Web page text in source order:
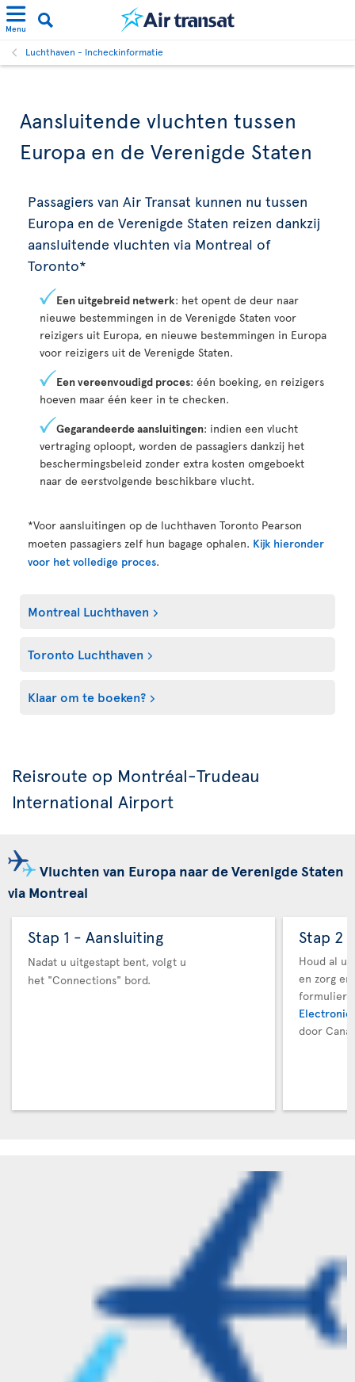
Menu
Luchthaven - Incheckinformatie
Aansluitende vluchten tussen
Europa en de Verenigde Staten
Passagiers van Air Transat kunnen nu tussen
Europa en de Verenigde Staten reizen dankzij
aansluitende vluchten via Montreal of
Toronto*
Een uitgebreid netwerk: het opent de deur naar
nieuwe bestemmingen in de Verenigde Staten voor
reizigers uit Europa, en nieuwe bestemmingen in Europa
voor reizigers uit de Verenigde Staten.
Een vereenvoudigd proces: één boeking, en reizigers
hoeven maar één keer in te checken.
Gegarandeerde aansluitingen: indien een vlucht
vertraging oploopt, worden de passagiers dankzij het
beschermingsbeleid zonder extra kosten omgeboekt
naar de eerstvolgende beschikbare vlucht.
*Voor aansluitingen op de luchthaven Toronto Pearson
moeten passagiers zelf hun bagage ophalen. Kijk hieronder
voor het volledige proces.
Montreal Luchthaven
Toronto Luchthaven
Klaar om te boeken?
Reisroute op Montréal-Trudeau
International Airport
Vluchten van Europa naar de Verenigde Staten
via Montreal
Stap 1 - Aansluiting
Nadat u uitgestapt bent, volgt u
het "Connections" bord.
Stap 2
Houd al
en zorg
Electronic
door